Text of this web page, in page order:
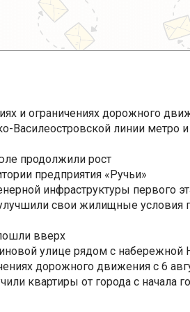
и ограничениях дорожного
линии метро и
продолжили рост
предприятия «Ручьи»
инфраструктуры первого
свои жилищные условия
вверх
улице рядом с набережной
дорожного движения с 6
квартиры от города с начала